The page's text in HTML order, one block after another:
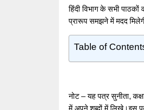
हिंदी विभाग के सभी
प्रारूप समझने में मदद
Table of
नोट – यह पत्र सुनीता,
में अपने शब्दों में लिखे।इस